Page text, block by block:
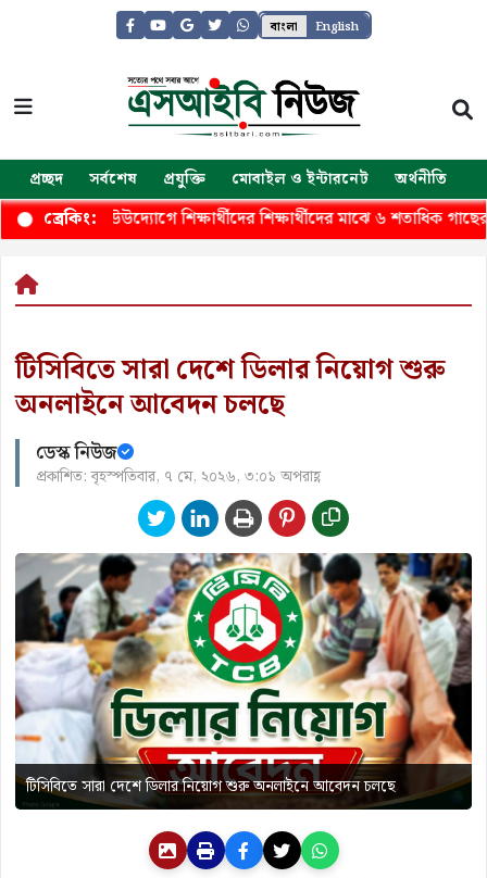
বাংলা English
প্রচ্ছদ সর্বশেষ প্রযুক্তি মোবাইল ও ইন্টারনেট অর্থনীতি
ব্রেকিং:উউদ্যোগে শিক্ষার্থীদের শিক্ষার্থীদের মাঝে ৬ শতাধিক গাছের
টিসিবিতে সারা দেশে ডিলার নিয়োগ শুরু
অনলাইনে আবেদন চলছে
ডেস্ক নিউজ
প্রকাশিত: বৃহস্পতিবার, ৭ মে, ২০২৬, ৩:০১ অপরাহ্ণ
টিসিবিতে সারা দেশে ডিলার নিয়োগ শুরু অনলাইনে আবেদন চলছে